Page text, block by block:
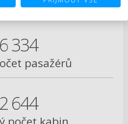
v uzlech
6 334
pasažérů
2 644